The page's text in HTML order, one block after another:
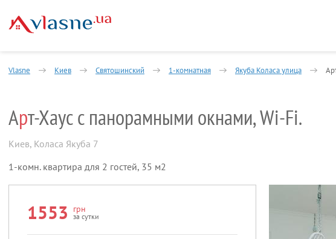
Vlasne Киев Святошинский 1-комнатная Якуба Коласа улица
Арт-Хаус с панорамными окнами, Wi-Fi.
Киев, Коласа Якуба 7
1-комн. квартира для 2 гостей, 35 м2
1553 грн
за сутки